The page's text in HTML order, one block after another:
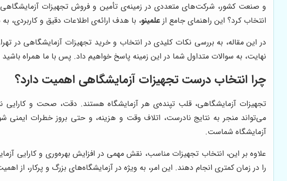
و صنعت کشور، شرکت‌های متعددی در زمینه‌ی تأمین و فروش تجهیزات آزمایشگاهی
انتخاب کرد؟ این راهنمای جامع از علمینو، با هدف ارائه‌ی اطلاعات دقیق و کاربردی،
در این مقاله، به بررسی نکات کلیدی در انتخاب و خرید تجهیزات آزمایشگاهی در
نهایت، به سوالات متداول شما در این زمینه پاسخ خواهیم داد. پس با ما همراه
چرا انتخاب درست تجهیزات آزمایشگاهی اهمیت دارد؟
تجهیزات آزمایشگاهی، قلب تپنده‌ی هر آزمایشگاه هستند. دقت، صحت و کارایی
می‌تواند منجر به نتایج نادرست، اتلاف وقت و هزینه، و حتی بروز خطرات ایمنی
آزمایشگاه شماست.
علاوه بر این، انتخاب تجهیزات مناسب، نقش مهمی در افزایش بهره‌وری و کارایی
را در زمان کمتری انجام دهند. این امر، به ویژه در آزمایشگاه‌های بزرگ و پرکار، از